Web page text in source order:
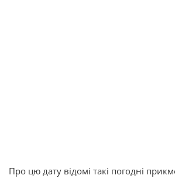
Про цю дату відомі такі погодні